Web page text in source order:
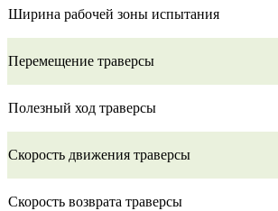
Ширина рабочей зоны испытания
Перемещение траверсы
Полезный ход траверсы
Скорость движения траверсы
Скорость возврата траверсы